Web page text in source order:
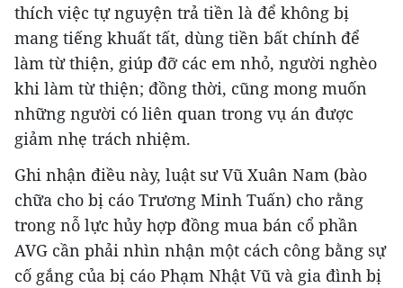
thích việc tự nguyện trả tiền là để không bị
mang tiếng khuất tất, dùng tiền bất chính để
làm từ thiện, giúp đỡ các em nhỏ, người nghèo
khi làm từ thiện; đồng thời, cũng mong muốn
những người có liên quan trong vụ án được
giảm nhẹ trách nhiệm.
Ghi nhận điều này, luật sư Vũ Xuân Nam (bào
chữa cho bị cáo Trương Minh Tuấn) cho rằng
trong nỗ lực hủy hợp đồng mua bán cổ phần
AVG cần phải nhìn nhận một cách công bằng sự
cố gắng của bị cáo Phạm Nhật Vũ và gia đình bị